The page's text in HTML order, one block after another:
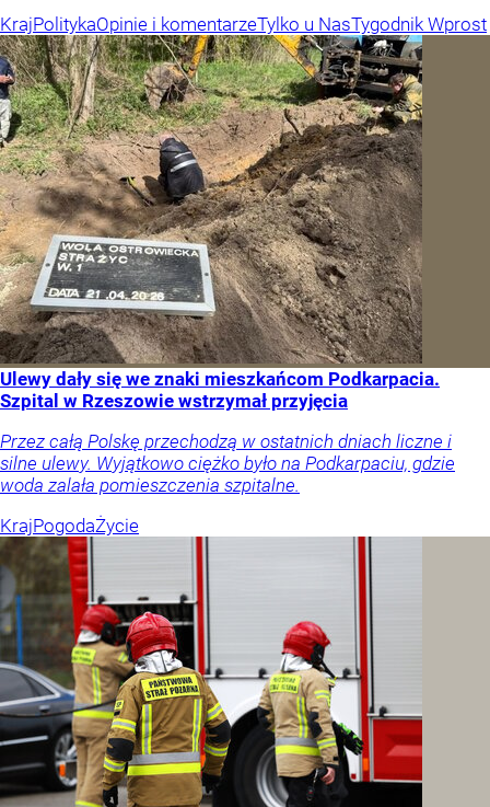
KrajPolitykaOpinie i komentarzeTylko u NasTygodnik Wprost
Ulewy dały się we znaki mieszkańcom Podkarpacia.
Szpital w Rzeszowie wstrzymał przyjęcia
Przez całą Polskę przechodzą w ostatnich dniach liczne i
silne ulewy. Wyjątkowo ciężko było na Podkarpaciu, gdzie
woda zalała pomieszczenia szpitalne.
KrajPogodaŻycie